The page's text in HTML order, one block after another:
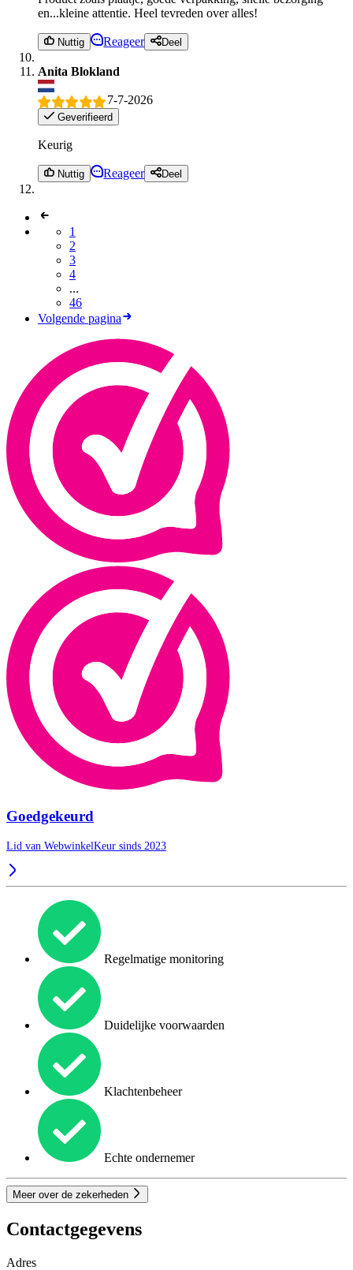
en...kleine attentie. Heel tevreden over alles!
Nuttig Reageer Deel
Anita Blokland
7-7-2026
Geverifieerd
Keurig
Nuttig Reageer Deel
1
2
3
4
...
46
Volgende pagina
Goedgekeurd
Lid van WebwinkelKeur sinds 2023
Regelmatige monitoring
Duidelijke voorwaarden
Klachtenbeheer
Echte ondernemer
Meer over de zekerheden
Contactgegevens
Adres